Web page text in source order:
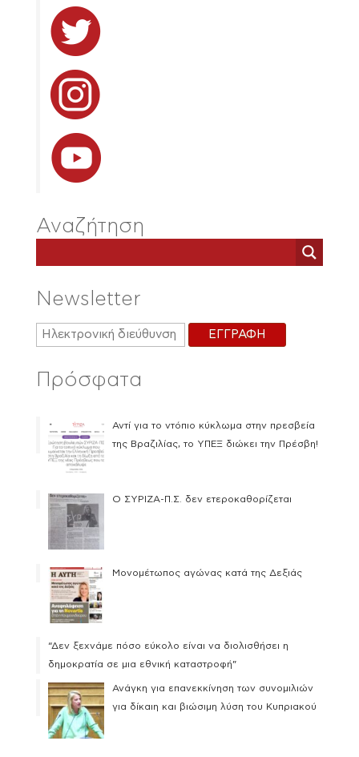
Αναζήτηση
Newsletter
Πρόσφατα
Αντί για το ντόπιο κύκλωμα στην πρεσβεία
της Βραζιλίας, το ΥΠΕΞ διώκει την Πρέσβη!
Ο ΣΥΡΙΖΑ-Π.Σ. δεν ετεροκαθορίζεται
Μονομέτωπος αγώνας κατά της Δεξιάς
“Δεν ξεχνάμε πόσο εύκολο είναι να διολισθήσει η
δημοκρατία σε μια εθνική καταστροφή”
Ανάγκη για επανεκκίνηση των συνομιλιών
για δίκαιη και βιώσιμη λύση του Κυπριακού